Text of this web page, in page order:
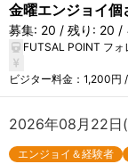
金曜エンジョイ個
募集: 20 / 残り: 20 /
FUTSAL POINT フ
ビジター料金：1,200円
2026年08月22日
エンジョイ＆経験者